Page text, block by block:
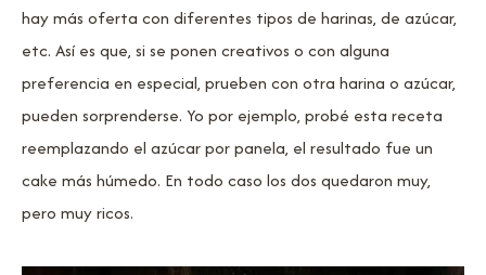
hay más oferta con diferentes tipos de harinas, de azúcar,
etc. Así es que, si se ponen creativos o con alguna
preferencia en especial, prueben con otra harina o azúcar,
pueden sorprenderse. Yo por ejemplo, probé esta receta
reemplazando el azúcar por panela, el resultado fue un
cake más húmedo. En todo caso los dos quedaron muy,
pero muy ricos.